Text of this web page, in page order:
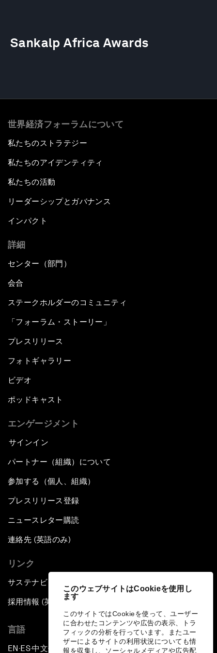
このウェブサイトはCookieを使用し
ます
このサイトではCookieを使って、ユーザー
に合わせたコンテンツや広告の表示、トラ
フィックの分析を行っています。またユー
ザーによるサイトの利用状況についても情
報を収集し、ソーシャルメディアや広告配
Sankalp Africa Awards
世界経済フォーラムについて
私たちのストラテジー
私たちのアイデンティティ
私たちの活動
リーダーシップとガバナンス
インパクト
詳細
センター（部門）
会合
ステークホルダーのコミュニティ
「フォーラム・ストーリー」
プレスリリース
フォトギャラリー
ビデオ
ポッドキャスト
エンゲージメント
サインイン
パートナー（組織）について
参加する（個人、組織）
プレスリリース登録
ニュースレター購読
連絡先 (英語のみ)
リンク
サステナビリティへの取り組み
採用情報 (英語のみ)
言語
EN ▪ES▪中文▪ 日本語